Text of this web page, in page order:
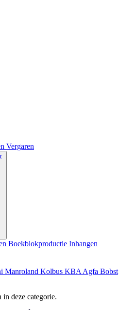
Vergaren
Boekblokproductie Inhangen
Manroland Kolbus KBA Agfa Bobst
in deze categorie.